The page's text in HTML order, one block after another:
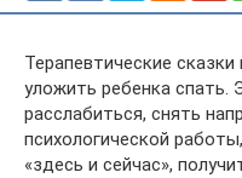
Терапевтические
уложить ребенка спать.
расслабиться, снять
психологической
«здесь и сейчас»,